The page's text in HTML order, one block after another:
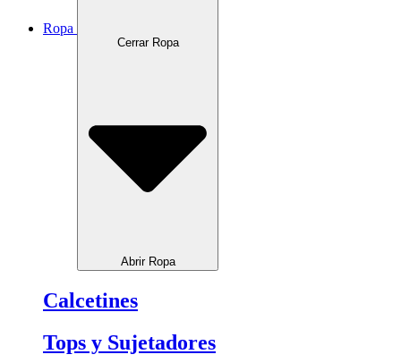
Ropa
Cerrar Ropa
Abrir Ropa
Calcetines
Tops y Sujetadores